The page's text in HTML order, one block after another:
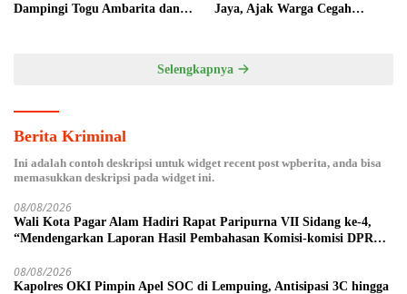
Dampingi Togu Ambarita dan
Jaya, Ajak Warga Cegah
Selengkapnya
Berita Kriminal
Ini adalah contoh deskripsi untuk widget recent post wpberita, anda bisa
memasukkan deskripsi pada widget ini.
08/08/2026
Wali Kota Pagar Alam Hadiri Rapat Paripurna VII Sidang ke-4,
“Mendengarkan Laporan Hasil Pembahasan Komisi-komisi DPRD
08/08/2026
Kapolres OKI Pimpin Apel SOC di Lempuing, Antisipasi 3C hingga